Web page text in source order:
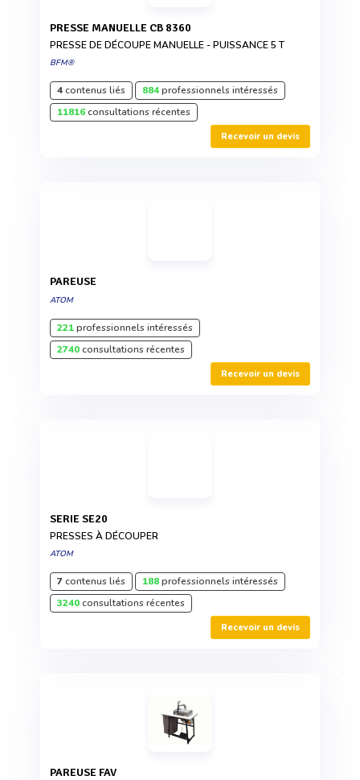
PRESSE MANUELLE CB 8360
PRESSE DE DÉCOUPE MANUELLE - PUISSANCE 5 T
BFM®
4contenus liés 884professionnels intéressés
11816consultations récentes
Recevoir un devis
PAREUSE
ATOM
221professionnels intéressés
2740consultations récentes
Recevoir un devis
SERIE SE20
PRESSES À DÉCOUPER
ATOM
7contenus liés 188professionnels intéressés
3240consultations récentes
Recevoir un devis
PAREUSE FAV